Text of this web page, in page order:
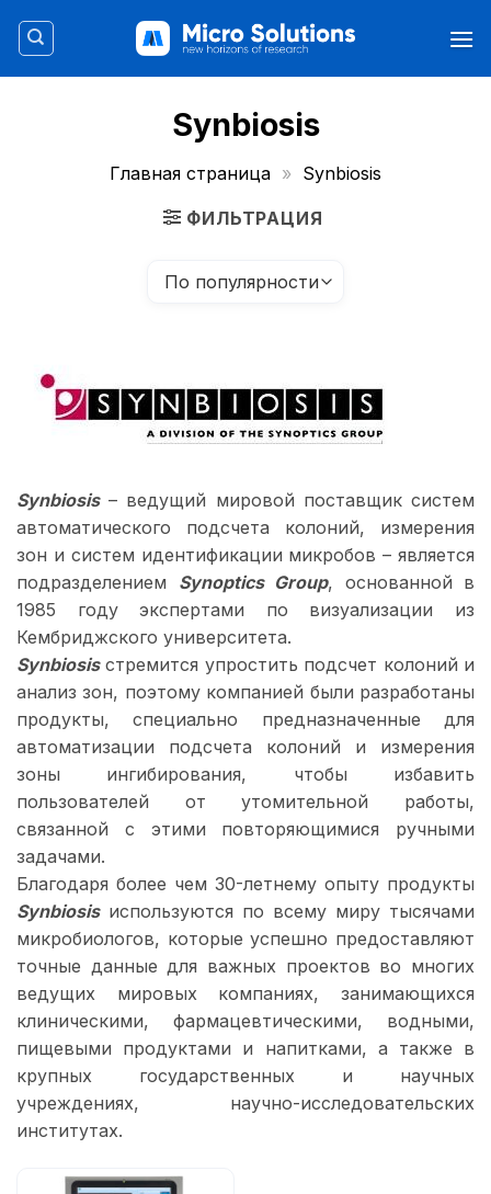
Synbiosis
Главная страница » Synbiosis
ФИЛЬТРАЦИЯ
Synbiosis– ведущий мировой поставщик систем
автоматического подсчета колоний, измерения
зон и систем идентификации микробов – является
подразделением Synoptics Group, основанной в
1985 году экспертами по визуализации из
Кембриджского университета.
Synbiosisстремится упростить подсчет колоний и
анализ зон, поэтому компанией были разработаны
продукты, специально предназначенные для
автоматизации подсчета колоний и измерения
зоны ингибирования, чтобы избавить
пользователей от утомительной работы,
связанной с этими повторяющимися ручными
задачами.
Благодаря более чем 30-летнему опыту продукты
Synbiosisиспользуются по всему миру тысячами
микробиологов, которые успешно предоставляют
точные данные для важных проектов во многих
ведущих мировых компаниях, занимающихся
клиническими, фармацевтическими, водными,
пищевыми продуктами и напитками, а также в
крупных государственных и научных
учреждениях, научно-исследовательских
институтах.